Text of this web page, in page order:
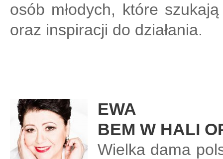
osób młodych, które
oraz inspiracji do działania.
EWA
BEM W HALI
Wielka dama